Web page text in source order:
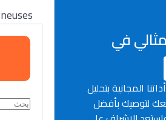
في
المجانية بتحليل
لتوصيك بأفضل